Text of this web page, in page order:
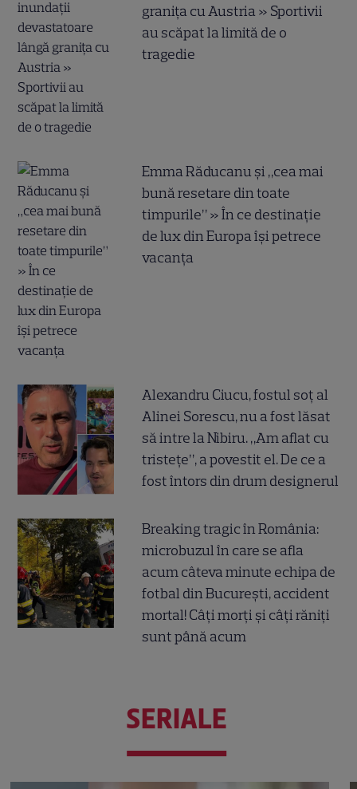
granița cu Austria » Sportivii
au scăpat la limită de o
tragedie
Emma Răducanu și „cea mai
bună resetare din toate
timpurile” » În ce destinație
de lux din Europa își petrece
vacanța
Alexandru Ciucu, fostul soț al
Alinei Sorescu, nu a fost lăsat
să intre la Nibiru. „Am aflat cu
tristețe”, a povestit el. De ce a
fost întors din drum designerul
Breaking tragic în România:
microbuzul în care se afla
acum câteva minute echipa de
fotbal din București, accident
mortal! Câți morți și câți răniți
sunt până acum
SERIALE